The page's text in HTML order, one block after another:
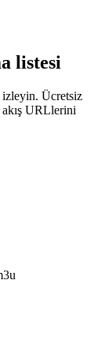
listesi
izleyin. Ücretsiz
URLlerini